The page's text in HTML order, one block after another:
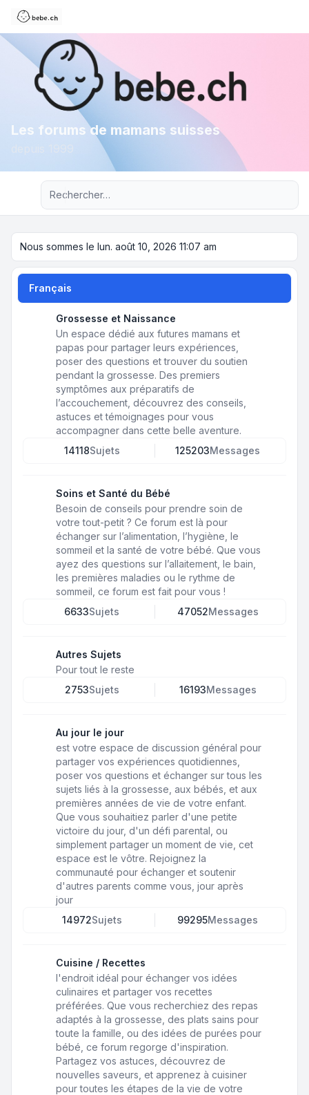
Les forums de mamans suisses
Recherche avancée
Nous sommes le lun. août 10, 2026 11:07 am
Français
Grossesse et Naissance
Un espace dédié aux futures mamans et
papas pour partager leurs expériences,
poser des questions et trouver du soutien
pendant la grossesse. Des premiers
symptômes aux préparatifs de
l’accouchement, découvrez des conseils,
astuces et témoignages pour vous
accompagner dans cette belle aventure.
14118Sujets 125203Messages
Soins et Santé du Bébé
Besoin de conseils pour prendre soin de
votre tout-petit ? Ce forum est là pour
échanger sur l’alimentation, l’hygiène, le
sommeil et la santé de votre bébé. Que vous
ayez des questions sur l’allaitement, le bain,
les premières maladies ou le rythme de
sommeil, ce forum est fait pour vous !
6633Sujets 47052Messages
Autres Sujets
Pour tout le reste
2753Sujets 16193Messages
Au jour le jour
est votre espace de discussion général pour
partager vos expériences quotidiennes,
poser vos questions et échanger sur tous les
sujets liés à la grossesse, aux bébés, et aux
premières années de vie de votre enfant.
Que vous souhaitiez parler d'une petite
victoire du jour, d'un défi parental, ou
simplement partager un moment de vie, cet
espace est le vôtre. Rejoignez la
communauté pour échanger et soutenir
d'autres parents comme vous, jour après
jour
14972Sujets 99295Messages
Cuisine / Recettes
l'endroit idéal pour échanger vos idées
culinaires et partager vos recettes
préférées. Que vous recherchiez des repas
adaptés à la grossesse, des plats sains pour
toute la famille, ou des idées de purées pour
bébé, ce forum regorge d'inspiration.
Partagez vos astuces, découvrez de
nouvelles saveurs, et apprenez à cuisiner
pour toutes les étapes de la vie de votre